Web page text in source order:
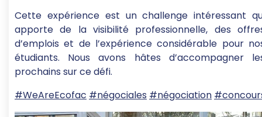
Cette expérience est un challenge intéressant
apporte de la visibilité professionnelle, des
d’emplois et de l’expérience considérable pour
étudiants. Nous avons hâtes d’accompagner
prochains sur ce défi.
#WeAreEcofac #négociales #négociation